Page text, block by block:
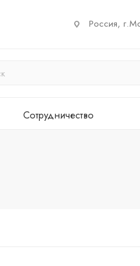
Россия,
Сотрудничество